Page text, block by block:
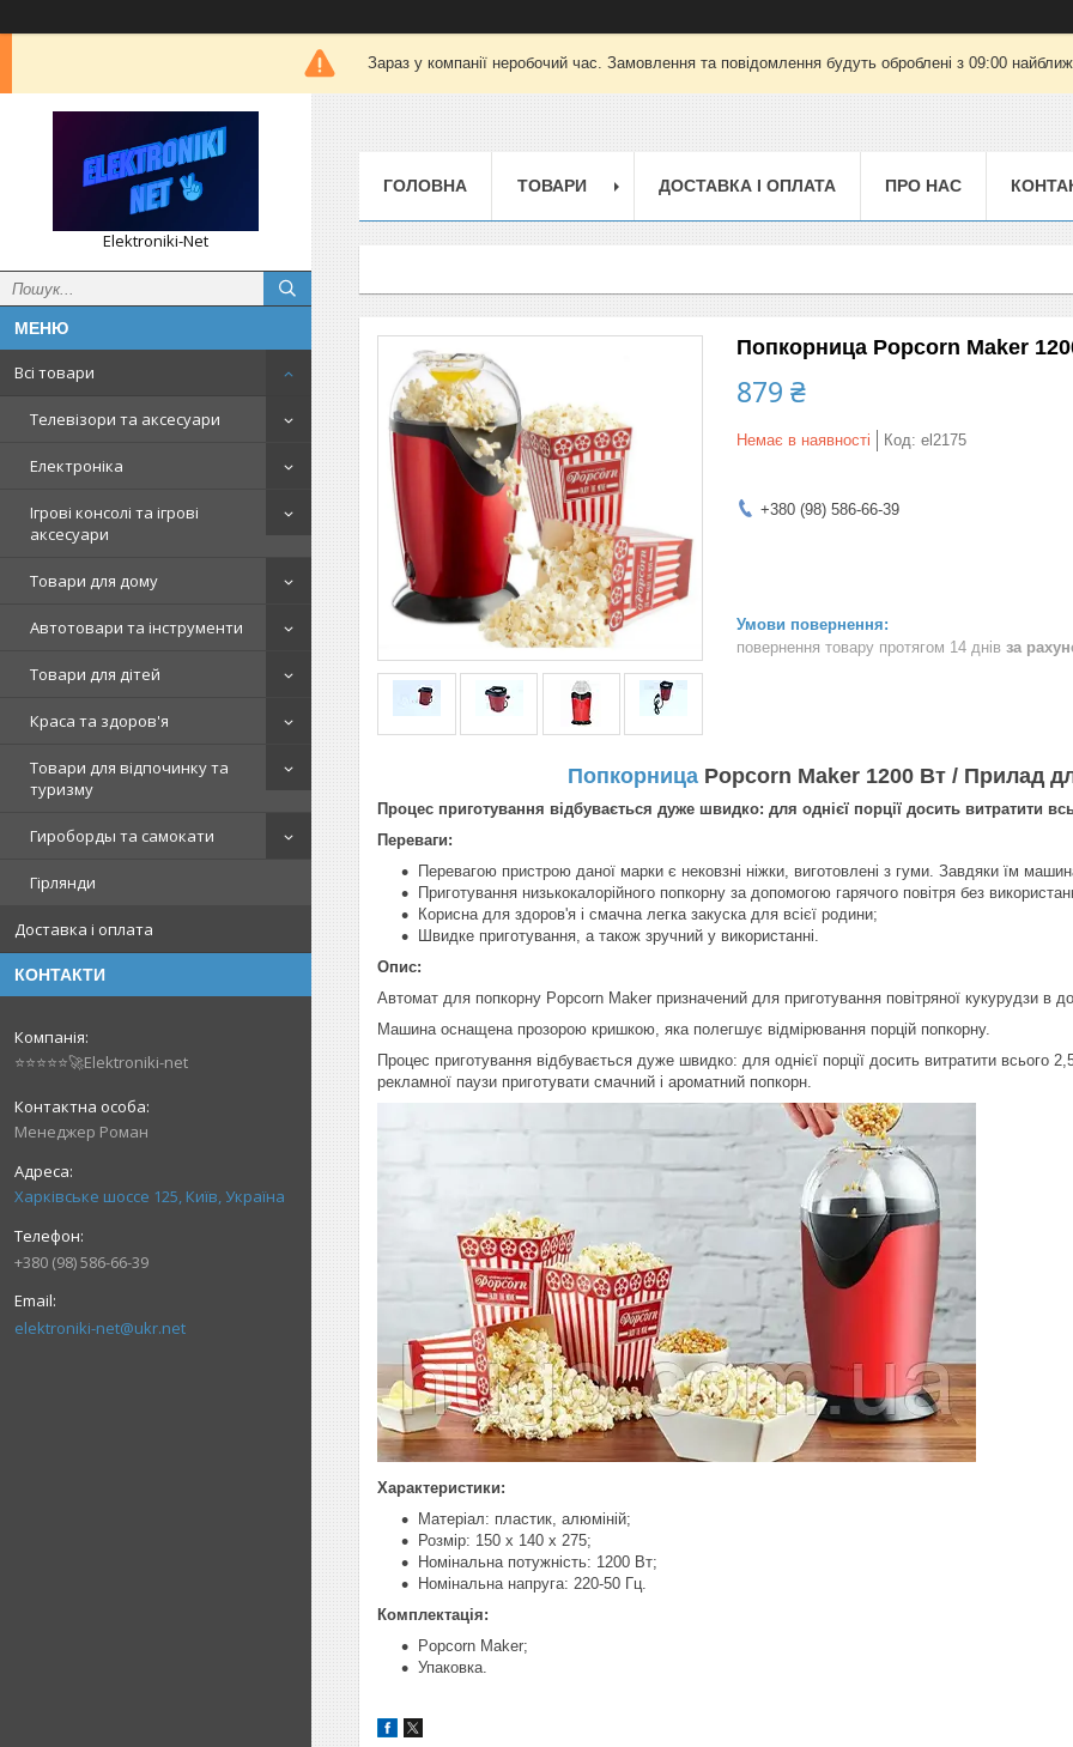
Зараз у компанії неробочий час. Замовлення та повідомлення будуть оброблені з 09:00
Elektroniki-Net
Всі товари
Телевізори та аксесуари
Електроніка
Ігрові консолі та ігрові
аксесуари
Товари для дому
Автотовари та інструменти
Товари для дітей
Краса та здоров'я
Товари для відпочинку та
туризму
Гироборды та самокати
Гірлянди
Доставка і оплата
КОНТАКТИ
⭐⭐⭐⭐⭐🚀Elektroniki-net
Менеджер Роман
Харківське шоссе 125, Київ, Україна
+380 (98) 586-66-39
elektroniki-net@ukr.net
ГОЛОВНА ТОВАРИ ДОСТАВКА І ОПЛАТА ПРО НАС
Попкорница Popcorn Maker
879 ₴
Немає в наявності Код: el2175
+380 (98) 586-66-39
повернення товару протягом 14 днів за
Попкорница Popcorn Maker 1200 Вт / Прилад
Процес приготування відбувається дуже швидко: для однієї порції досить витратити
Переваги:
Перевагою пристрою даної марки є нековзні ніжки, виготовлені з гуми. Завдяки їм машина
Приготування низькокалорійного попкорну за допомогою гарячого повітря без
Корисна для здоров'я і смачна легка закуска для всієї родини;
Швидке приготування, а також зручний у використанні.
Опис:
Автомат для попкорну Popcorn Maker призначений для приготування повітряної кукурудзи в
Машина оснащена прозорою кришкою, яка полегшує відмірювання порцій попкорну.
Процес приготування відбувається дуже швидко: для однієї порції досить витратити всього
рекламної паузи приготувати смачний і ароматний попкорн.
Характеристики:
Матеріал: пластик, алюміній;
Розмір: 150 х 140 х 275;
Номінальна потужність: 1200 Вт;
Номінальна напруга: 220-50 Гц.
Комплектація:
Popcorn Maker;
Упаковка.